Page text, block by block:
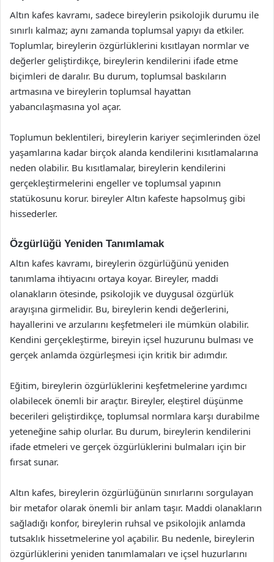
Altın kafes kavramı, sadece bireylerin psikolojik durumu ile
sınırlı kalmaz; aynı zamanda toplumsal yapıyı da etkiler.
Toplumlar, bireylerin özgürlüklerini kısıtlayan normlar ve
değerler geliştirdikçe, bireylerin kendilerini ifade etme
biçimleri de daralır. Bu durum, toplumsal baskıların
artmasına ve bireylerin toplumsal hayattan
yabancılaşmasına yol açar.
Toplumun beklentileri, bireylerin kariyer seçimlerinden özel
yaşamlarına kadar birçok alanda kendilerini kısıtlamalarına
neden olabilir. Bu kısıtlamalar, bireylerin kendilerini
gerçekleştirmelerini engeller ve toplumsal yapının
statükosunu korur. bireyler Altın kafeste hapsolmuş gibi
hissederler.
Özgürlüğü Yeniden Tanımlamak
Altın kafes kavramı, bireylerin özgürlüğünü yeniden
tanımlama ihtiyacını ortaya koyar. Bireyler, maddi
olanakların ötesinde, psikolojik ve duygusal özgürlük
arayışına girmelidir. Bu, bireylerin kendi değerlerini,
hayallerini ve arzularını keşfetmeleri ile mümkün olabilir.
Kendini gerçekleştirme, bireyin içsel huzurunu bulması ve
gerçek anlamda özgürleşmesi için kritik bir adımdır.
Eğitim, bireylerin özgürlüklerini keşfetmelerine yardımcı
olabilecek önemli bir araçtır. Bireyler, eleştirel düşünme
becerileri geliştirdikçe, toplumsal normlara karşı durabilme
yeteneğine sahip olurlar. Bu durum, bireylerin kendilerini
ifade etmeleri ve gerçek özgürlüklerini bulmaları için bir
fırsat sunar.
Altın kafes, bireylerin özgürlüğünün sınırlarını sorgulayan
bir metafor olarak önemli bir anlam taşır. Maddi olanakların
sağladığı konfor, bireylerin ruhsal ve psikolojik anlamda
tutsaklık hissetmelerine yol açabilir. Bu nedenle, bireylerin
özgürlüklerini yeniden tanımlamaları ve içsel huzurlarını